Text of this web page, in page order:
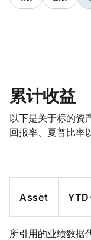
累计收益
以下是关于标的资
回报率、夏普比率
Asset YTD
所引用的业绩数据